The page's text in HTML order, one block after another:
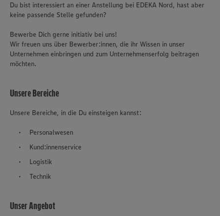
Du bist interessiert an einer Anstellung bei EDEKA Nord, hast aber
keine passende Stelle gefunden?
Bewerbe Dich gerne initiativ bei uns!
Wir freuen uns über Bewerber:innen, die ihr Wissen in unser
Unternehmen einbringen und zum Unternehmenserfolg beitragen
möchten.
Unsere Bereiche
Unsere Bereiche, in die Du einsteigen kannst:
Personalwesen
Kund:innenservice
Logistik
Technik
Unser Angebot